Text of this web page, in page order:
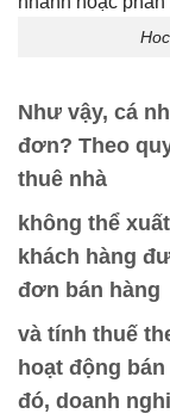
Như vậy, cá
đơn? Theo
thuê nhà
không thể
khách hàng
đơn bán hàng
và tính thuế
hoạt động
đó, doanh